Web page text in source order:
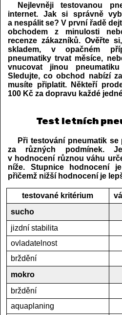
Nejlevněji testovanou
internet. Jak si správně
a nespálit se? V první řadě
obchodem z minulosti
recenze zákazníků. Ověřte
skladem, v opačném
pneumatiky trvat měsíce,
vnucovat jinou
Sledujte, co obchod nabízí
musíte připlatit. Někteří
100 Kč za dopravu každé
Test letních
Při testování pneumatik
za různých podmínek.
v hodnocení různou váhu
níže. Stupnice hodnocení
přičemž nižší hodnocení je
testované kritérium
sucho
jizdní stabilita
ovladatelnost
brždění
mokro
brždění
aquaplaning